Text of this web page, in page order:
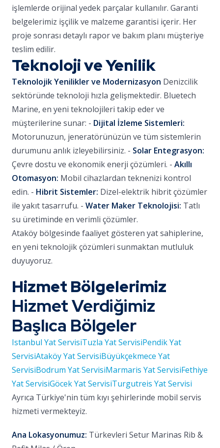
işlemlerde orijinal yedek parçalar kullanılır. Garanti
belgelerimiz işçilik ve malzeme garantisi içerir. Her
proje sonrası detaylı rapor ve bakım planı müşteriye
teslim edilir.
Teknoloji ve Yenilik
Teknolojik Yenilikler ve Modernizasyon Denizcilik
sektöründe teknoloji hızla gelişmektedir. Bluetech
Marine, en yeni teknolojileri takip eder ve
müşterilerine sunar: - Dijital İzleme Sistemleri:
Motorunuzun, jeneratörünüzün ve tüm sistemlerin
durumunu anlık izleyebilirsiniz. - Solar Entegrasyon:
Çevre dostu ve ekonomik enerji çözümleri. - Akıllı
Otomasyon: Mobil cihazlardan teknenizi kontrol
edin. - Hibrit Sistemler: Dizel-elektrik hibrit çözümler
ile yakıt tasarrufu. - Water Maker Teknolojisi: Tatlı
su üretiminde en verimli çözümler.
Ataköy bölgesinde faaliyet gösteren yat sahiplerine,
en yeni teknolojik çözümleri sunmaktan mutluluk
duyuyoruz.
Hizmet Bölgelerimiz
Hizmet Verdiğimiz
Başlıca Bölgeler
Istanbul Yat ServisiTuzla Yat ServisiPendik Yat
ServisiAtaköy Yat ServisiBüyükçekmece Yat
ServisiBodrum Yat ServisiMarmaris Yat ServisiFethiye
Yat ServisiGöcek Yat ServisiTurgutreis Yat Servisi
Ayrıca Türkiye'nin tüm kıyı şehirlerinde mobil servis
hizmeti vermekteyiz.
Ana Lokasyonumuz: Türkevleri Setur Marinas Rib &